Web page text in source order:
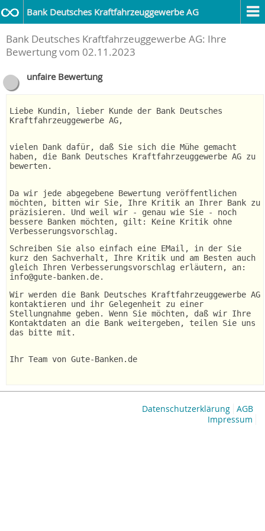
Bank Deutsches Kraftfahrzeuggewerbe AG
Bank Deutsches Kraftfahrzeuggewerbe AG: Ihre
Bewertung vom 02.11.2023
unfaire Bewertung
Liebe Kundin, lieber Kunde der Bank Deutsches
Kraftfahrzeuggewerbe AG,
vielen Dank dafür, daß Sie sich die Mühe gemacht
haben, die Bank Deutsches Kraftfahrzeuggewerbe AG zu
bewerten.
Da wir jede abgegebene Bewertung veröffentlichen
möchten, bitten wir Sie, Ihre Kritik an Ihrer Bank zu
präzisieren. Und weil wir - genau wie Sie - noch
bessere Banken möchten, gilt: Keine Kritik ohne
Verbesserungsvorschlag.
Schreiben Sie also einfach eine EMail, in der Sie
kurz den Sachverhalt, Ihre Kritik und am Besten auch
gleich Ihren Verbesserungsvorschlag erläutern, an:
info@gute-banken.de.
Wir werden die Bank Deutsches Kraftfahrzeuggewerbe AG
kontaktieren und ihr Gelegenheit zu einer
Stellungnahme geben. Wenn Sie möchten, daß wir Ihre
Kontaktdaten an die Bank weitergeben, teilen Sie uns
das bitte mit.
Ihr Team von Gute-Banken.de
AGB
Datenschutzerklärung
Impressum